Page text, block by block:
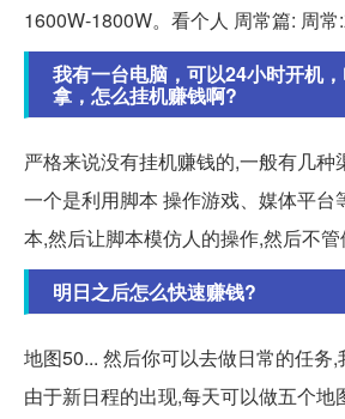
1600W-1800W。看个人 周常篇: 周常:
我有一台电脑，可以24小时开机
拿，怎么挂机赚钱啊?
严格来说没有挂机赚钱的,一般有几种
一个是利用脚本 操作游戏、媒体平台
本,然后让脚本模仿人的操作,然后不管
明日之后怎么快速赚钱?
地图50... 然后你可以去做日常的任务
由于新日程的出现,每天可以做五个地